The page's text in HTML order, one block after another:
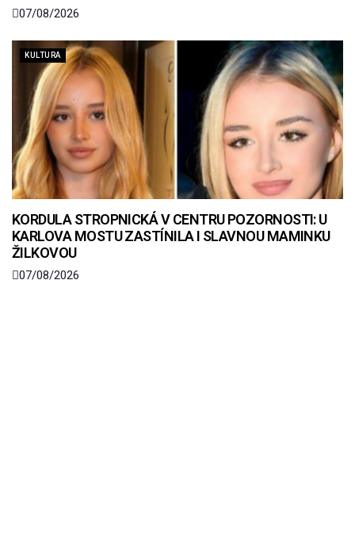
07/08/2026
KULTURA
KORDULA STROPNICKÁ V CENTRU POZORNOSTI: U
KARLOVA MOSTU ZASTÍNILA I SLAVNOU MAMINKU
ŽILKOVOU
07/08/2026